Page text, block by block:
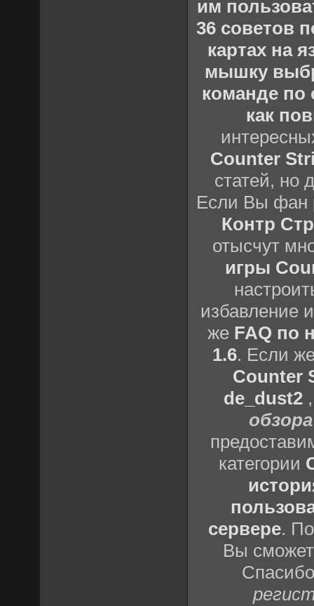
им
36 советов
картах на
мышку
команде по
как
Counter
статей, но
Если Вы фан
Контр
отысчут
игры
избавление
же FAQ по
1.6. Если
Counter
de_dust2
категории
сервере.
Вы